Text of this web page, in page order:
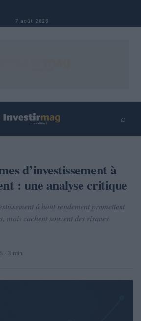
7 août 2026
⌕
d’investissement à
: une analyse critique
à haut rendement promettent
mais cachent souvent des risques
· 3 min